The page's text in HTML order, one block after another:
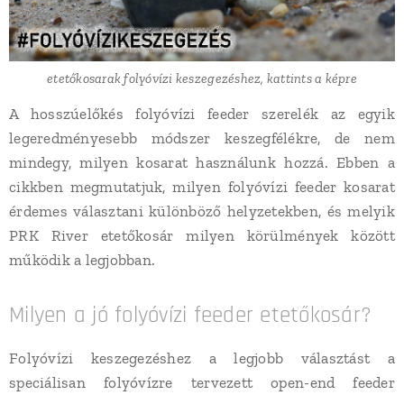
etetőkosarak folyóvízi keszegezéshez, kattints a képre
A hosszúelőkés folyóvízi feeder szerelék az egyik
legeredményesebb módszer keszegfélékre, de nem
mindegy, milyen kosarat használunk hozzá. Ebben a
cikkben megmutatjuk, milyen folyóvízi feeder kosarat
érdemes választani különböző helyzetekben, és melyik
PRK River etetőkosár milyen körülmények között
működik a legjobban.
Milyen a jó folyóvízi feeder etetőkosár?
Folyóvízi keszegezéshez a legjobb választást a
speciálisan folyóvízre tervezett open-end feeder